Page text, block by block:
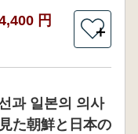
円
＋
과 일본의 의사
た朝鮮と日本の